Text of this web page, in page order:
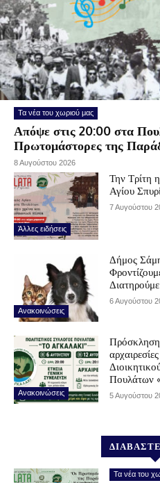
Τα νέα του χωριού μας
Απόψε στις 20:00 στα
Πρωτομάστορες της
8 Αυγούστου 2026
Άλλες ειδήσεις
Την Τρίτη
Αγίου
7 Αυγούστου
Ανακοινώσεις
Δήμος
6 Αυγούστου
Ανακοινώσεις
Πρόσκληση
Πουλάτων
5 Αυγούστου
Τα νέα του